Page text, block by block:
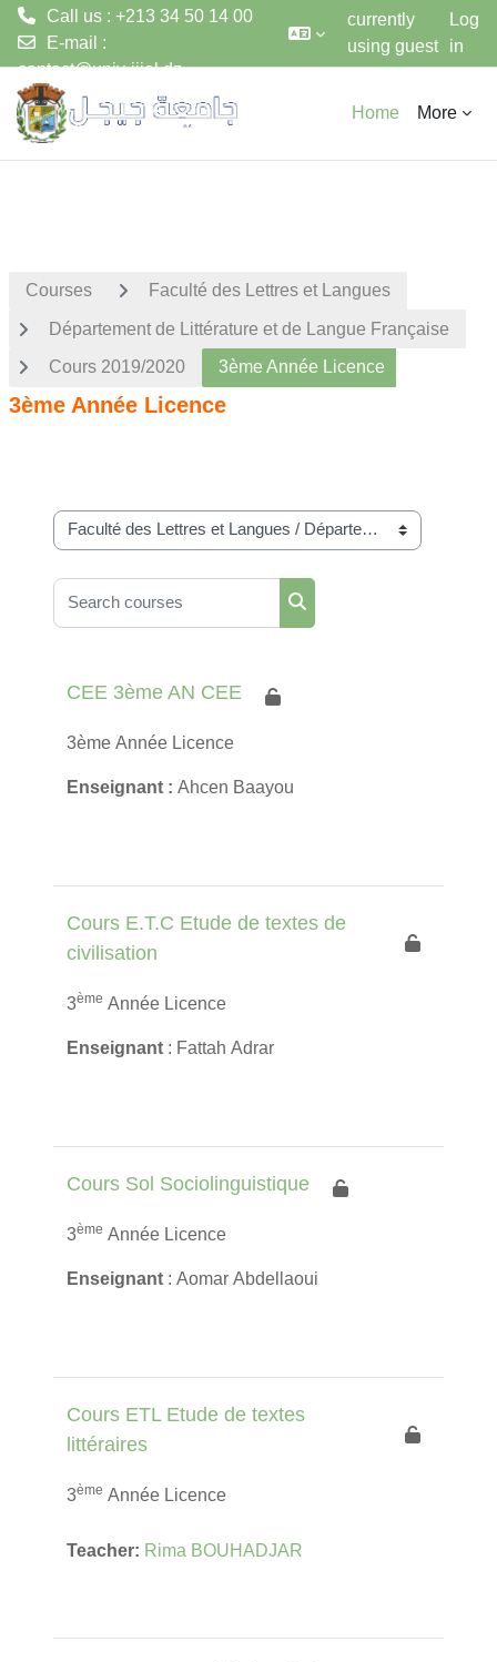
Call us : +213 34 50 14 00
E-mail :
contact@univ-jijel.dz
currently
using guest
access
Log
in
Home More
Courses Faculté des Lettres et Langues
Département de Littérature et de Langue Française
Cours 2019/2020 3ème Année Licence
3ème Année Licence
Course categories
Search courses
Search courses
CEE 3ème AN CEE
3ème Année Licence
Enseignant : Ahcen Baayou
Cours E.T.C Etude de textes de
civilisation
3ème Année Licence
Enseignant : Fattah Adrar
Cours Sol Sociolinguistique
3ème Année Licence
Enseignant : Aomar Abdellaoui
Cours ETL Etude de textes
littéraires
3ème Année Licence
Teacher: Rima BOUHADJAR